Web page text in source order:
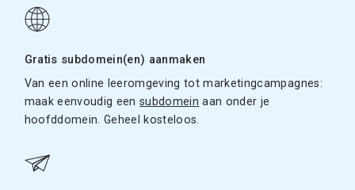
Gratis subdomein(en) aanmaken
Van een online leeromgeving tot marketingcampagnes:
maak eenvoudig eensubdomein aan onder je
hoofddomein. Geheel kosteloos.